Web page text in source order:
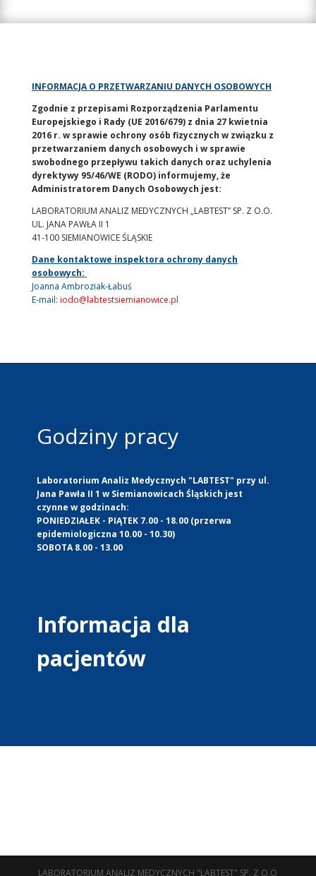
INFORMACJA O PRZETWARZANIU DANYCH OSOBOWYCH
Zgodnie z przepisami Rozporządzenia Parlamentu
Europejskiego i Rady (UE 2016/679) z dnia 27 kwietnia
2016 r. w sprawie ochrony osób fizycznych w związku z
przetwarzaniem danych osobowych i w sprawie
swobodnego przepływu takich danych oraz uchylenia
dyrektywy 95/46/WE (RODO) informujemy, że
Administratorem Danych Osobowych jest:
LABORATORIUM ANALIZ MEDYCZNYCH „LABTEST” SP. Z O.O.
UL. JANA PAWŁA II 1
41-100 SIEMIANOWICE ŚLĄSKIE
Dane kontaktowe inspektora ochrony danych
osobowych:
Joanna Ambroziak-Łabuś
E-mail: iodo@labtestsiemianowice.pl
Godziny pracy
Laboratorium Analiz Medycznych "LABTEST" przy ul.
Jana Pawła II 1 w Siemianowicach Śląskich jest
czynne w godzinach:
PONIEDZIAŁEK - PIĄTEK 7.00 - 18.00 (przerwa
epidemiologiczna 10.00 - 10.30)
SOBOTA 8.00 - 13.00
Informacja dla
pacjentów
LABORATORIUM ANALIZ MEDYCZNYCH "LABTEST" SP. Z O.O